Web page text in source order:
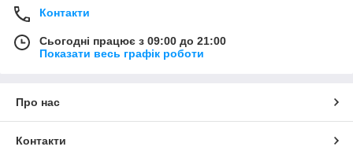
Контакти
Сьогодні працює з 09:00 до 21:00
Показати весь графік роботи
Про нас
Контакти